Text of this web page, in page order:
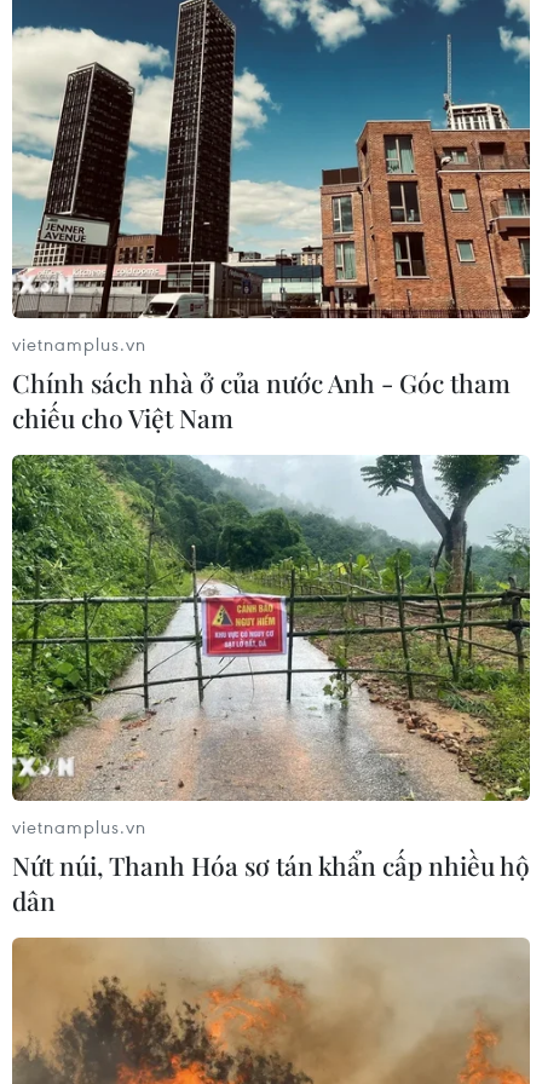
Bỉ tìm ra hướng đi mới trong điều trị
ung thư gan di căn
07/08/2026 04:05
Chuyên gia Canada đánh giá cao bản
lĩnh đối ngoại của Việt Nam
07/08/2026 03:49
Venezuela khởi động đàm phán về
tiến trình chuyển giao chính trị
07/08/2026 02:58
Mỹ can thiệp khẩn cấp, ngăn
Israel mở rộng đòn trừng phạt
Hezbollah
07/08/2026 02:31
Sập công trình tại Cuba khiến 2
người tử vong
07/08/2026 01:48
Mở ra giai đoạn triển khai thực chất
quan hệ giữa Việt Nam và Australia
Syria: Nổ xe buýt gần thủ đô
vietnamplus.vn
Chính sách nhà ở của nước Anh - Góc tham
chiếu cho Việt Nam
vietnamplus.vn
Nứt núi, Thanh Hóa sơ tán khẩn cấp nhiều hộ
dân